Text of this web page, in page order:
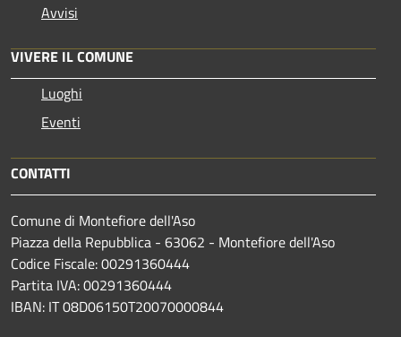
Avvisi
VIVERE IL COMUNE
Luoghi
Eventi
CONTATTI
Comune di Montefiore dell'Aso
Piazza della Repubblica - 63062 - Montefiore dell'Aso
Codice Fiscale: 00291360444
Partita IVA: 00291360444
IBAN: IT 08D06150T20070000844